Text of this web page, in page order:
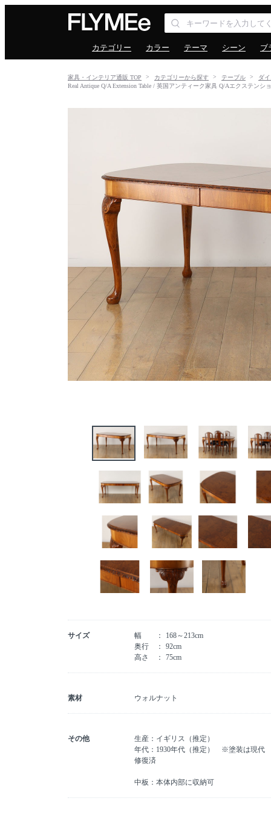
カテゴリー カラー テーマ シーン ブ
家具・インテリア通販 TOP カテゴリーから探す テーブル ダ
Real Antique Q/A Extension Table / 英国アンティーク家具 Q/Aエクステンシ
サイズ 幅
168～213cm
奥行
92cm
高さ
75cm
素材 ウォルナット
その他
生産：イギリス（推定）
年代：1930年代（推定） ※塗装は現代
修復済
中板：本体内部に収納可